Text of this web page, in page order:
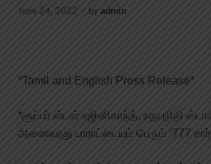
June 24, 2022 - byadmin
*Tamil and English Press Release*
*சூப்பர் ஸ்டார் ரஜினிகாந்த், உதயநிதி
அனைவரது பாராட்டையும் பெரும் ‘777